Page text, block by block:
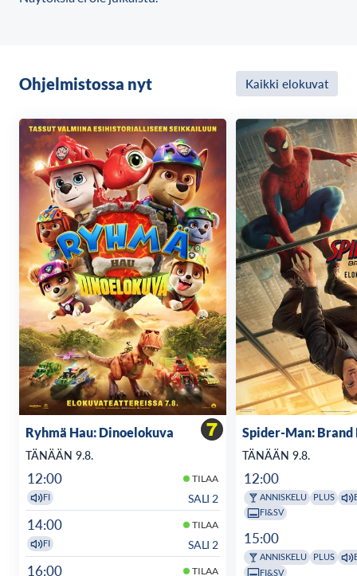
Ohjelmistossa nyt Kaikki elokuvat
Ryhmä Hau: Dinoelokuva
TÄNÄÄN 9.8.
12:00 TILAA
FI SALI 2
14:00 TILAA
FI SALI 2
16:00 TILAA
Spider-Man: Brand
TÄNÄÄN 9.8.
12:00
ANNISKELU PLUS
FI&SV
15:00
ANNISKELU PLUS
FI&SV